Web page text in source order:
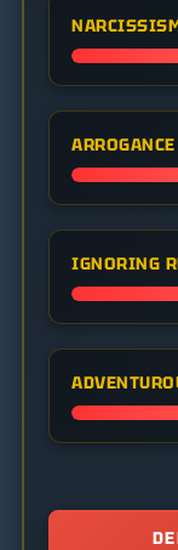
ARROGANCE
IGNORING